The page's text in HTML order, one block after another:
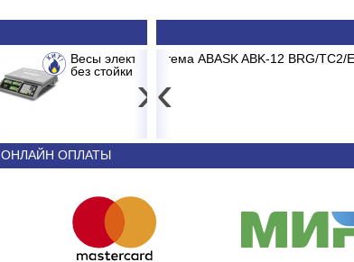
AC-15.2 до 15кг LCD, 2г,
Принтер штрих-кода
›
TC2/E1 BURGOS BLACK Сплит-
‹
ОПЛАТЫ